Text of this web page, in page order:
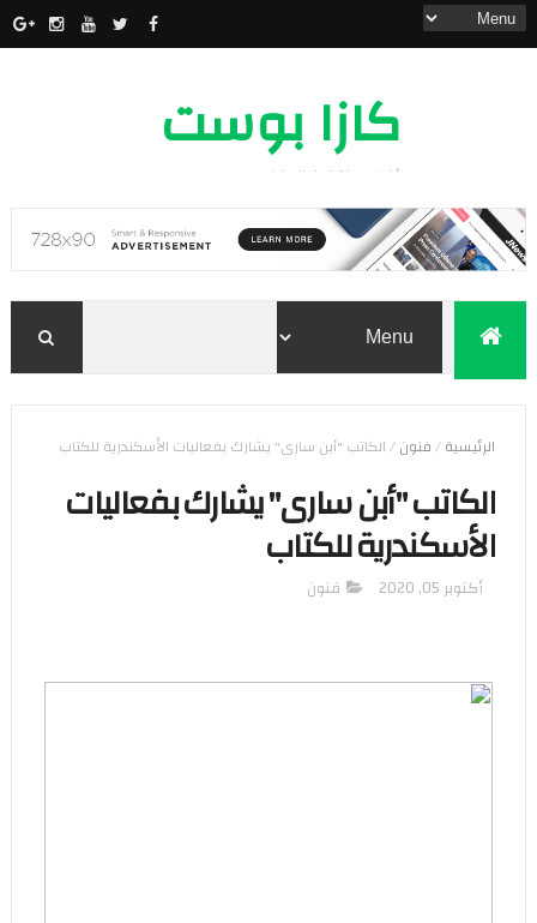
كازا بوست
أخبار مدينة الدار البيضاء
الرئيسية/فنون/الكاتب "أبن سارى" يشارك بفعاليات الأسكندرية للكتاب
الكاتب "أبن سارى" يشارك بفعاليات
الأسكندرية للكتاب
أكتوبر 05, 2020 فنون